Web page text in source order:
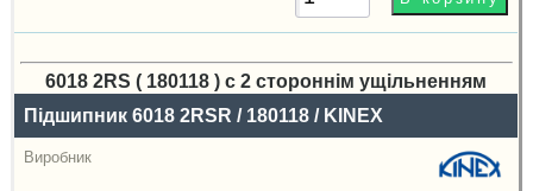
Купити
6018 2RS ( 180118 ) с 2 стороннім ущільненням
Назва
Виробник
Підшипник 6018 2RSR / 180118 / KINEX